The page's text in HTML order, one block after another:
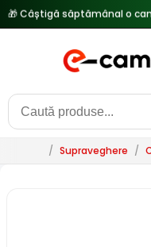
Reduceri de pana la
/ Supraveghere /